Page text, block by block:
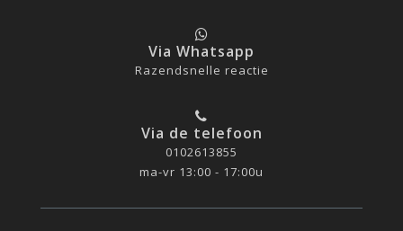
Via Whatsapp
Razendsnelle reactie
Via de telefoon
0102613855
ma-vr 13:00 - 17:00u